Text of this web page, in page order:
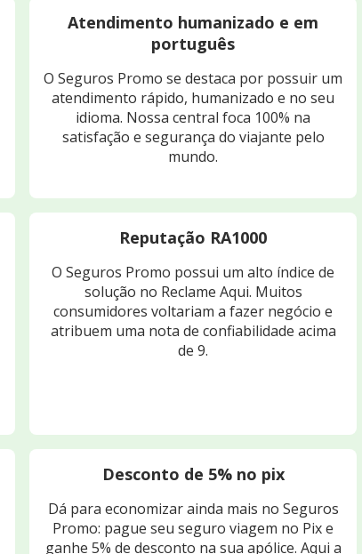
Atendimento humanizado e em
português
O Seguros Promo se destaca por possuir um
atendimento rápido, humanizado e no seu
idioma. Nossa central foca 100% na
satisfação e segurança do viajante pelo
mundo.
Reputação RA1000
O Seguros Promo possui um alto índice de
solução no Reclame Aqui. Muitos
consumidores voltariam a fazer negócio e
atribuem uma nota de confiabilidade acima
de 9.
Desconto de 5% no pix
Dá para economizar ainda mais no Seguros
Promo: pague seu seguro viagem no Pix e
ganhe 5% de desconto na sua apólice. Aqui a